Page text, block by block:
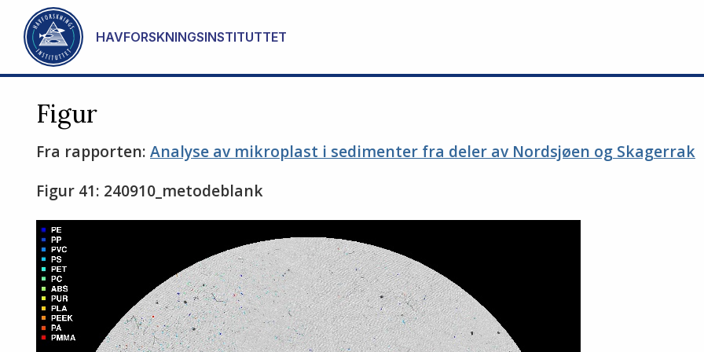
Gå til hovedinnhold
HAVFORSKNINGSINSTITUTTET
Figur
Fra rapporten: Analyse av mikroplast i sedimenter fra deler av Nordsjøen og Skagerrak
Figur 41: 240910_metodeblank